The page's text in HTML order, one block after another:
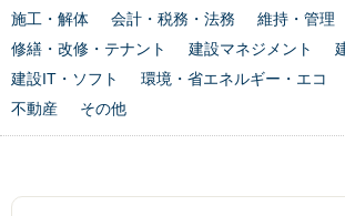
施工・解体
会計・税務・法務
維持・管理
修繕・改修・テナント
建設マネジメント
建設IT・ソフト
環境・省エネルギー・エコ
不動産
その他